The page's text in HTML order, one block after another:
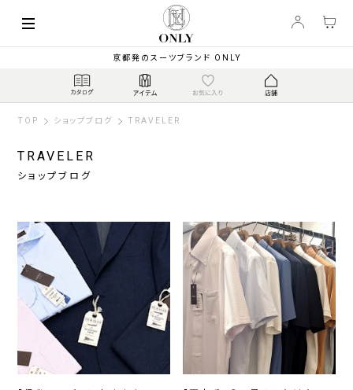
京都発のスーツブランド ONLY
TOP ショップブログ TRAVELER
TRAVELER
ショップブログ